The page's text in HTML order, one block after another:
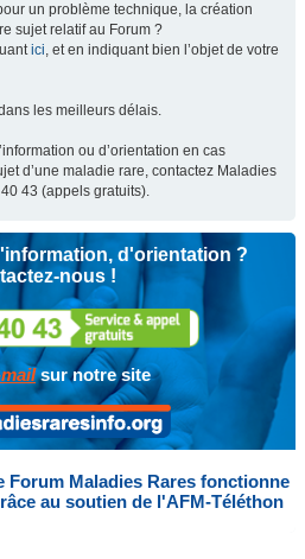
un problème technique, la création
sujet relatif au Forum ?
ici, et en indiquant bien l’objet de votre
les meilleurs délais.
ou d’orientation en cas
d’une maladie rare, contactez Maladies
43 (appels gratuits).
d'orientation ?
nous !
sur notre site
Forum Maladies Rares fonctionne
au soutien de l'AFM-Téléthon